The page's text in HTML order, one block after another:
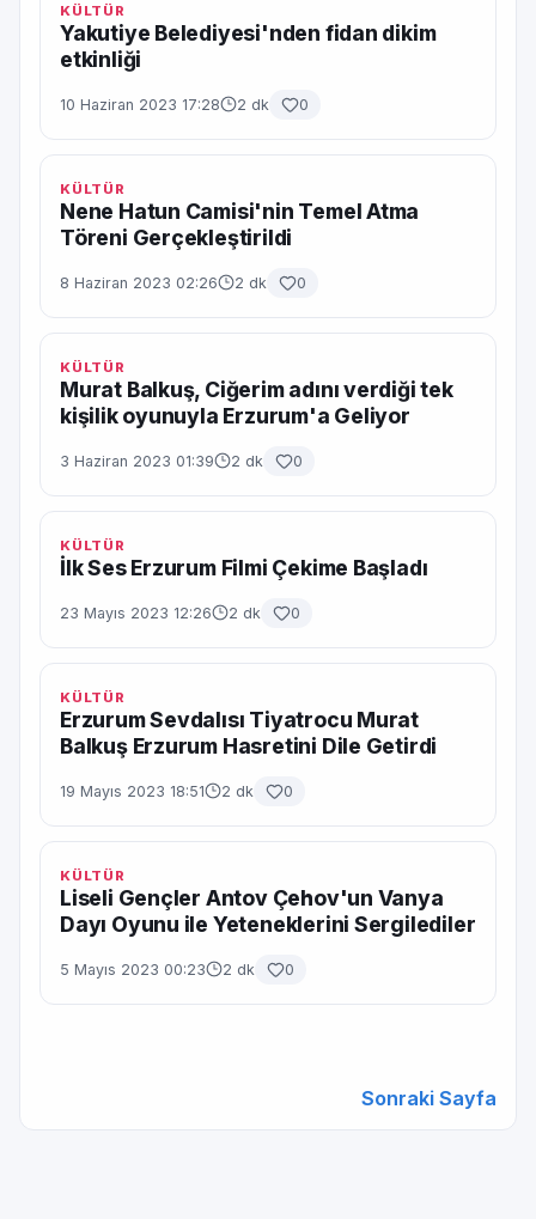
KÜLTÜR
Yakutiye Belediyesi'nden fidan dikim
etkinliği
10 Haziran 2023 17:28 2 dk 0
KÜLTÜR
Nene Hatun Camisi'nin Temel Atma
Töreni Gerçekleştirildi
8 Haziran 2023 02:26 2 dk 0
KÜLTÜR
Murat Balkuş, Ciğerim adını verdiği tek
kişilik oyunuyla Erzurum'a Geliyor
3 Haziran 2023 01:39 2 dk 0
KÜLTÜR
İlk Ses Erzurum Filmi Çekime Başladı
23 Mayıs 2023 12:26 2 dk 0
KÜLTÜR
Erzurum Sevdalısı Tiyatrocu Murat
Balkuş Erzurum Hasretini Dile Getirdi
19 Mayıs 2023 18:51 2 dk 0
KÜLTÜR
Liseli Gençler Antov Çehov'un Vanya
Dayı Oyunu ile Yeteneklerini Sergilediler
5 Mayıs 2023 00:23 2 dk 0
Sonraki Sayfa